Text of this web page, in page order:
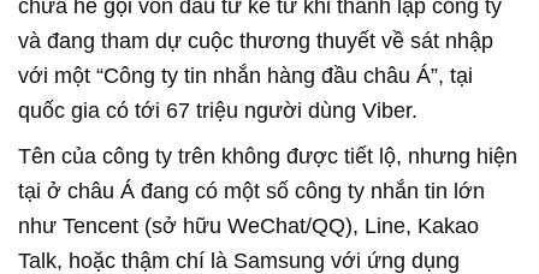
chưa hề gọi vốn đầu tư kể từ khi thành lập công ty
và đang tham dự cuộc thương thuyết về sát nhập
với một “Công ty tin nhắn hàng đầu châu Á”, tại
quốc gia có tới 67 triệu người dùng Viber.
Tên của công ty trên không được tiết lộ, nhưng hiện
tại ở châu Á đang có một số công ty nhắn tin lớn
như Tencent (sở hữu WeChat/QQ), Line, Kakao
Talk, hoặc thậm chí là Samsung với ứng dụng